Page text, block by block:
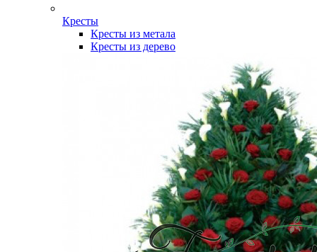
Кресты
Кресты из метала
Кресты из дерево